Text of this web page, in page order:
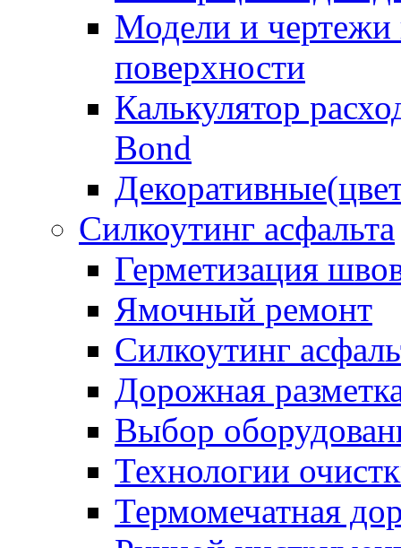
Модели и чертежи
поверхности
Калькулятор
Bond
Силкоутинг асфальта
Герметизация
Ямочный ремонт
Силкоутинг
Дорожная
Выбор
Технологии
Термомечатная